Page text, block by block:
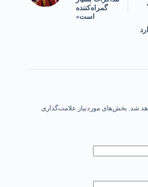
گمراه‌کننده
است»
شد. بخش‌های موردنیاز علامت‌گذاری